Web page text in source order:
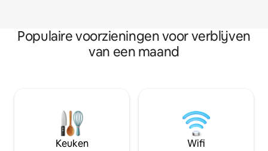
Populaire voorzieningen voor verblijven
van een maand
Keuken Wifi